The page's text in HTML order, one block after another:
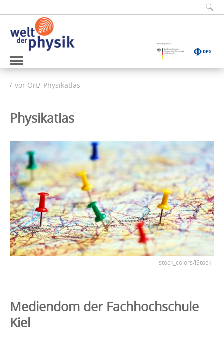
vor Ort Physikatlas
Physikatlas
stock_colors/iStock
Mediendom der Fachhochschule
Kiel